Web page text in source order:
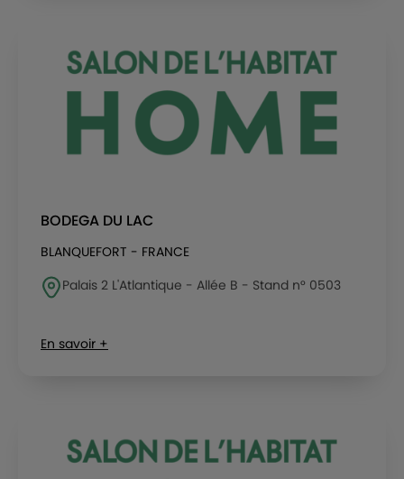
BODEGA DU LAC
BLANQUEFORT - FRANCE
Palais 2 L'Atlantique - Allée B - Stand n° 0503
En savoir +